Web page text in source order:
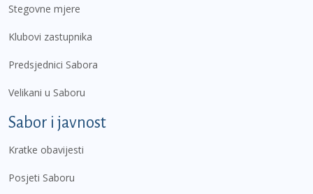
Stegovne mjere
Klubovi zastupnika
Predsjednici Sabora
Velikani u Saboru
Sabor i javnost
Kratke obavijesti
Posjeti Saboru